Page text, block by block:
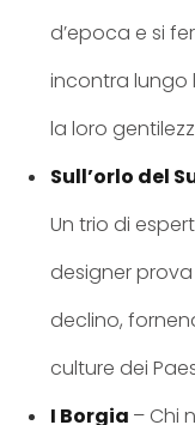
d’epoca e si
incontra lungo
la loro
Sull’orlo del
Un trio di
designer
declino,
culture dei
I Borgia – Chi